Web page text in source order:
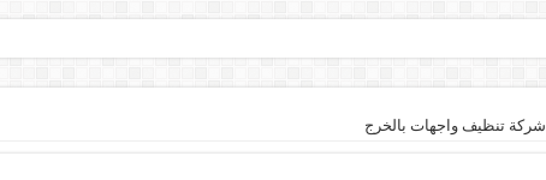
شركة تنظيف واجهات بالخرج